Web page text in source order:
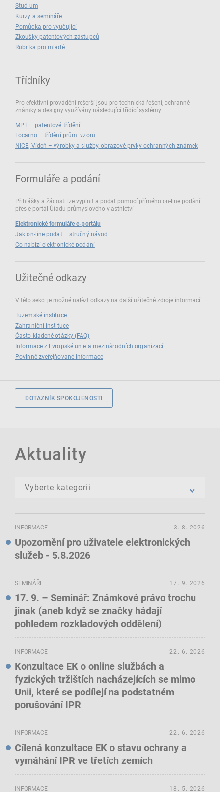
Studium
Kurzy a semináře
Pomůcka pro vyučující
Zkoušky patentových zástupců
Rubrika pro mladé
Třídníky
Pro efektivní provádění rešerší jsou pro technická řešení, ochranné
známky a designy využívány následující třídící systémy
MPT – patentové třídění
Locarno – třídění prům. vzorů
NICE, Vídeň – výrobky a služby, obrazové prvky ochranných známek
Formuláře a podání
Přihlášky a žádosti lze vyplnit a podat pomocí přímého on‑line podání
přes e‑portál Úřadu průmyslového vlastnictví
Elektronické formuláře e-portálu
Jak on-line podat – stručný návod
Co nabízí elektronické podání
Užitečné odkazy
V této sekci je možné nalézt odkazy na další užitečné zdroje informací
Tuzemské instituce
Zahraniční instituce
Často kladené otázky (FAQ)
Informace z Evropské unie a mezinárodních organizací
Povinně zveřejňované informace
DOTAZNÍK SPOKOJENOSTI
Aktuality
INFORMACE
Upozornění pro uživatele elektronických
služeb - 5.8.2026
3. 8. 2026
SEMINÁŘE
17. 9. – Seminář: Známkové právo trochu
jinak (aneb když se značky hádají
pohledem rozkladových oddělení)
17. 9. 2026
INFORMACE
Konzultace EK o online službách a
fyzických tržištích nacházejících se mimo
Unii, které se podílejí na podstatném
porušování IPR
22. 6. 2026
INFORMACE
Cílená konzultace EK o stavu ochrany a
vymáhání IPR ve třetích zemích
22. 6. 2026
INFORMACE 18. 5. 2026